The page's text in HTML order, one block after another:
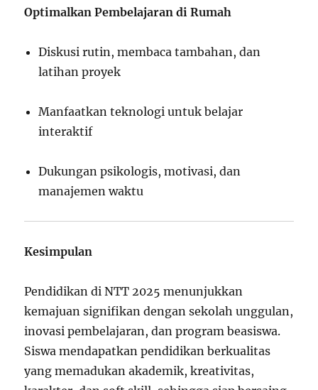
Optimalkan Pembelajaran di Rumah
Diskusi rutin, membaca tambahan, dan
latihan proyek
Manfaatkan teknologi untuk belajar
interaktif
Dukungan psikologis, motivasi, dan
manajemen waktu
Kesimpulan
Pendidikan di NTT 2025 menunjukkan
kemajuan signifikan dengan sekolah unggulan,
inovasi pembelajaran, dan program beasiswa.
Siswa mendapatkan pendidikan berkualitas
yang memadukan akademik, kreativitas,